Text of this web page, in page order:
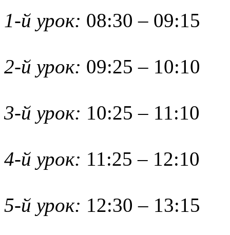
1-й урок: 08:30 – 09:15
2-й урок: 09:25 – 10:10
3-й урок: 10:25 – 11:10
4-й урок: 11:25 – 12:10
5-й урок: 12:30 – 13:15